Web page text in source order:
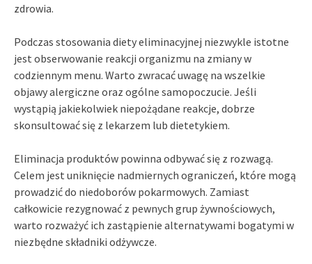
zdrowia.
Podczas stosowania diety eliminacyjnej niezwykle istotne
jest obserwowanie reakcji organizmu na zmiany w
codziennym menu. Warto zwracać uwagę na wszelkie
objawy alergiczne oraz ogólne samopoczucie. Jeśli
wystąpią jakiekolwiek niepożądane reakcje, dobrze
skonsultować się z lekarzem lub dietetykiem.
Eliminacja produktów powinna odbywać się z rozwagą.
Celem jest uniknięcie nadmiernych ograniczeń, które mogą
prowadzić do niedoborów pokarmowych. Zamiast
całkowicie rezygnować z pewnych grup żywnościowych,
warto rozważyć ich zastąpienie alternatywami bogatymi w
niezbędne składniki odżywcze.